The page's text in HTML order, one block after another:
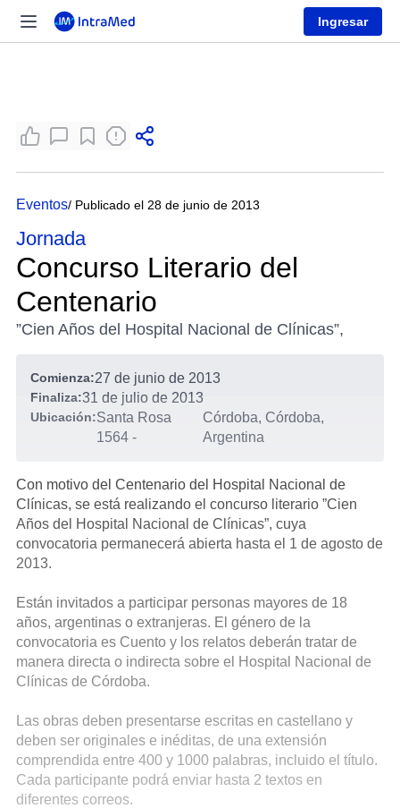
Ingresar
Eventos/ Publicado el 28 de junio de 2013
Jornada
Concurso Literario del
Centenario
”Cien Años del Hospital Nacional de Clínicas”,
Comienza:27 de junio de 2013
Finaliza:31 de julio de 2013
Ubicación:Santa Rosa
1564 -
Córdoba, Córdoba,
Argentina
Con motivo del Centenario del Hospital Nacional de
Clínicas, se está realizando el concurso literario ”Cien
Años del Hospital Nacional de Clínicas”, cuya
convocatoria permanecerá abierta hasta el 1 de agosto de
2013.
Están invitados a participar personas mayores de 18
años, argentinas o extranjeras. El género de la
convocatoria es Cuento y los relatos deberán tratar de
manera directa o indirecta sobre el Hospital Nacional de
Clínicas de Córdoba.
Las obras deben presentarse escritas en castellano y
deben ser originales e inéditas, de una extensión
comprendida entre 400 y 1000 palabras, incluido el título.
Cada participante podrá enviar hasta 2 textos en
diferentes correos.